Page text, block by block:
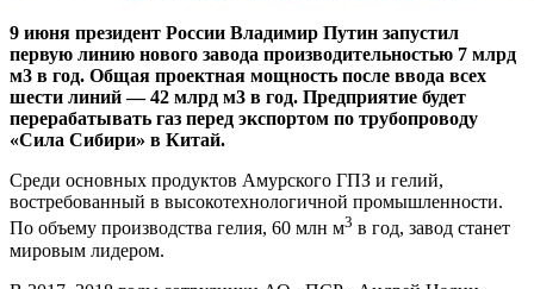
9 июня президент России Владимир Путин запустил
первую линию нового завода производительностью 7 млрд
м3 в год. Общая проектная мощность после ввода всех
шести линий — ​42 млрд м3 в год. Предприятие будет
перерабатывать газ перед экспортом по трубопроводу
«Сила Сибири» в Китай.
Среди основных продуктов Амурского ГПЗ ​и гелий,
востребованный в высокотехнологичной промышленности.
По объему производства гелия, 60 млн м3 в год, завод станет
мировым лидером.